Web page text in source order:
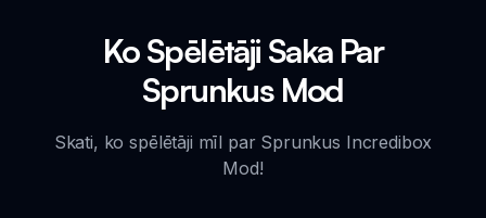
Ko Spēlētāji Saka Par
Sprunkus Mod
Skati, ko spēlētāji mīl par Sprunkus Incredibox
Mod!